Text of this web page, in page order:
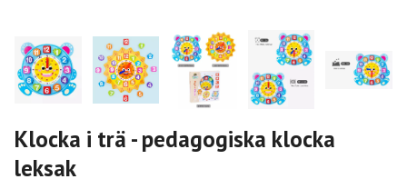
Klocka i trä - pedagogiska klocka
leksak